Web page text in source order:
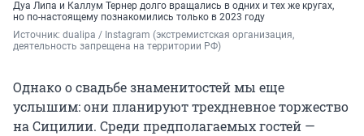
Дуа Липа и Каллум Тернер долго вращались в одних и тех же кругах,
но по-настоящему познакомились только в 2023 году
Источник: dualipa / Instagram (экстремистская организация,
деятельность запрещена на территории РФ)
Однако о свадьбе знаменитостей мы еще
услышим: они планируют трехдневное торжество
на Сицилии. Среди предполагаемых гостей —